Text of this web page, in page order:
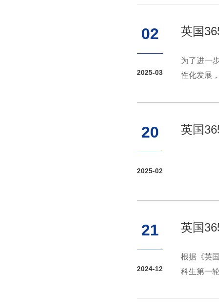
02
2025-03
英国
为了进一
性化发展
20
2025-02
英国
21
2024-12
英国
根据《英
科生第一